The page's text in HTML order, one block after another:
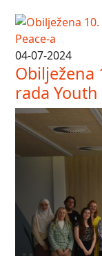
04-07-2024
Obilježena
rada